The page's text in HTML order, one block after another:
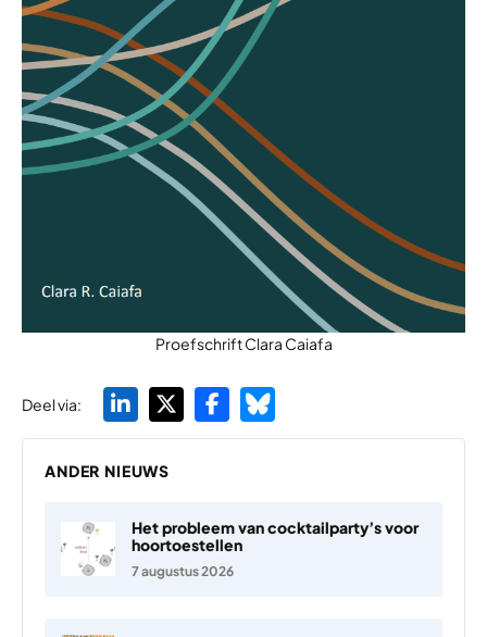
Proefschrift Clara Caiafa
Deel via:
ANDER NIEUWS
Het probleem van cocktailparty’s voor
hoortoestellen
7 augustus 2026